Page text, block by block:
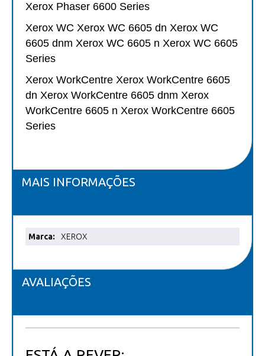
Xerox Phaser 6600 Series
Xerox WC Xerox WC 6605 dn Xerox WC
6605 dnm Xerox WC 6605 n Xerox WC 6605
Series
Xerox WorkCentre Xerox WorkCentre 6605
dn Xerox WorkCentre 6605 dnm Xerox
WorkCentre 6605 n Xerox WorkCentre 6605
Series
MAIS INFORMAÇÕES
Mais
XEROX
AVALIAÇÕES